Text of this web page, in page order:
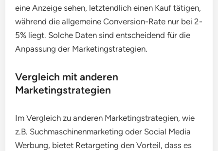
eine Anzeige sehen, letztendlich einen Kauf tätigen,
während die allgemeine Conversion-Rate nur bei 2-
5% liegt. Solche Daten sind entscheidend für die
Anpassung der Marketingstrategien.
Vergleich mit anderen
Marketingstrategien
Im Vergleich zu anderen Marketingstrategien, wie
z.B. Suchmaschinenmarketing oder Social Media
Werbung, bietet Retargeting den Vorteil, dass es